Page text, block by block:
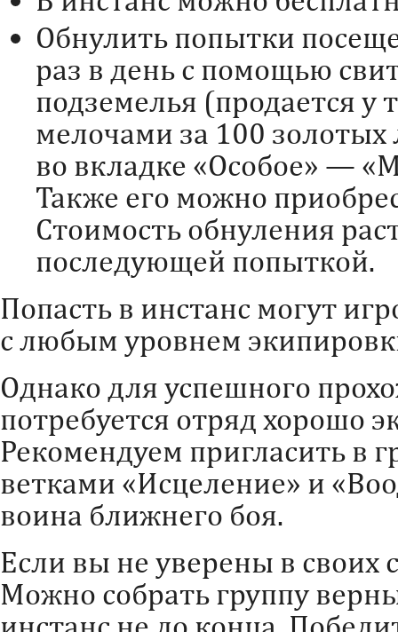
Обнулить попытки
раз в день с помощью
подземелья (продается у
мелочами за 100
во вкладке «Особое» —
Также его можно
Стоимость обнуления
последующей попыткой.
Попасть в инстанс могут
с любым уровнем
Однако для успешного
потребуется отряд хорошо
Рекомендуем пригласить в
ветками «Исцеление» и
воина ближнего боя.
Если вы не уверены в своих
Можно собрать группу